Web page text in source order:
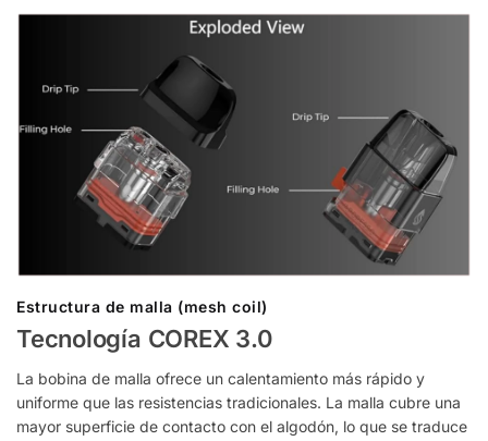
Estructura de malla (mesh coil)
Tecnología COREX 3.0
La bobina de malla ofrece un calentamiento más rápido y
uniforme que las resistencias tradicionales. La malla cubre una
mayor superficie de contacto con el algodón, lo que se traduce